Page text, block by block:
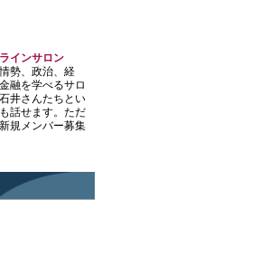
インサロン
勢、政治、経
融を学べるサロ
井さんたちとい
話せます。ただ
規メンバー募集